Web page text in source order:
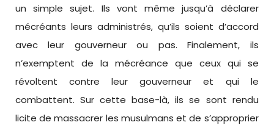
un simple sujet. Ils vont même jusqu’à déclarer
mécréants leurs administrés, qu’ils soient d’accord
avec leur gouverneur ou pas. Finalement, ils
n’exemptent de la mécréance que ceux qui se
révoltent contre leur gouverneur et qui le
combattent. Sur cette base-là, ils se sont rendu
licite de massacrer les musulmans et de s’approprier